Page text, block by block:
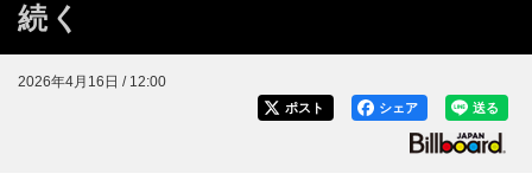
続く
2026年4月16日 / 12:00
送る
シェア
ポスト